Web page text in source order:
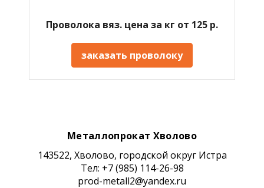
Проволока вяз. цена за кг от 125 р.
заказать проволоку
Металлопрокат Хволово
143522, Хволово, городской округ Истра
Тел: +7 (985) 114-26-98
prod-metall2@yandex.ru